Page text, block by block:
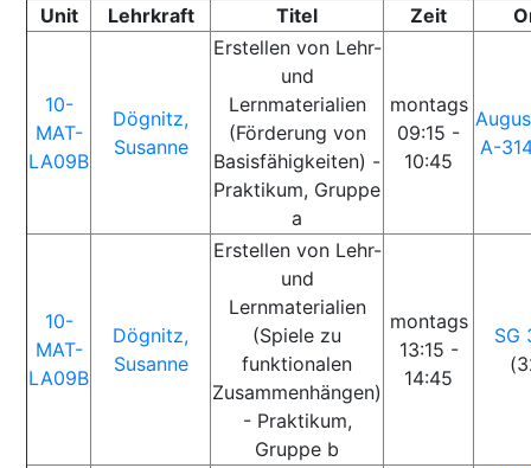
Unit Lehrkraft Titel Zeit
10-
MAT-
LA09B
Dögnitz,
Susanne
Erstellen von Lehr-
und
Lernmaterialien
(Förderung von
Basisfähigkeiten) -
Praktikum, Gruppe
a
montags
09:15 -
10:45
A-
10-
MAT-
LA09B
Dögnitz,
Susanne
Erstellen von Lehr-
und
Lernmaterialien
(Spiele zu
funktionalen
Zusammenhängen)
- Praktikum,
Gruppe b
montags
13:15 -
14:45
SG